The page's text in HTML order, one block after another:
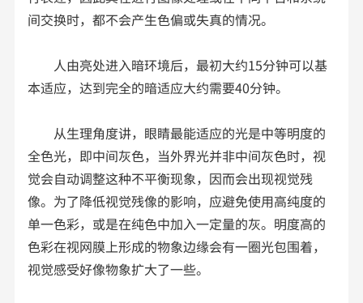
间交换时，都不会产生色偏或失真的情况。
人由亮处进入暗环境后，最初大约15分钟可以基
本适应，达到完全的暗适应大约需要40分钟。
从生理角度讲，眼睛最能适应的光是中等明度的
全色光，即中间灰色，当外界光并非中间灰色时，视
觉会自动调整这种不平衡现象，因而会出现视觉残
像。为了降低视觉残像的影响，应避免使用高纯度的
单一色彩，或是在纯色中加入一定量的灰。明度高的
色彩在视网膜上形成的物象边缘会有一圈光包围着，
视觉感受好像物象扩大了一些。